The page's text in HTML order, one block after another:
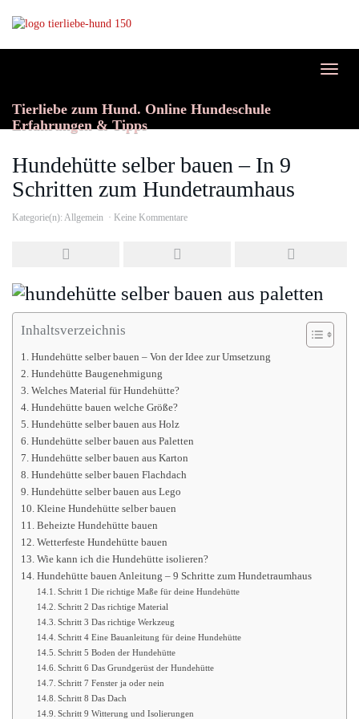
Toggle
Tierliebe zum Hund. Online Hundeschule
Erfahrungen & Tipps
Hundehütte selber bauen – In 9
Schritten zum Hundetraumhaus
Kategorie(n): Allgemein Keine Kommentare
Inhaltsverzeichnis
Hundehütte selber bauen – Von der Idee zur Umsetzung
Hundehütte Baugenehmigung
Welches Material für Hundehütte?
Hundehütte bauen welche Größe?
Hundehütte selber bauen aus Holz
Hundehütte selber bauen aus Paletten
Hundehütte selber bauen aus Karton
Hundehütte selber bauen Flachdach
Hundehütte selber bauen aus Lego
Kleine Hundehütte selber bauen
Beheizte Hundehütte bauen
Wetterfeste Hundehütte bauen
Wie kann ich die Hundehütte isolieren?
Hundehütte bauen Anleitung – 9 Schritte zum Hundetraumhaus
Schritt 1 Die richtige Maße für deine Hundehütte
Schritt 2 Das richtige Material
Schritt 3 Das richtige Werkzeug
Schritt 4 Eine Bauanleitung für deine Hundehütte
Schritt 5 Boden der Hundehütte
Schritt 6 Das Grundgerüst der Hundehütte
Schritt 7 Fenster ja oder nein
Schritt 8 Das Dach
Schritt 9 Witterung und Isolierungen